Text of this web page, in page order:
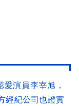
演員李宰旭，
經紀公司也證實